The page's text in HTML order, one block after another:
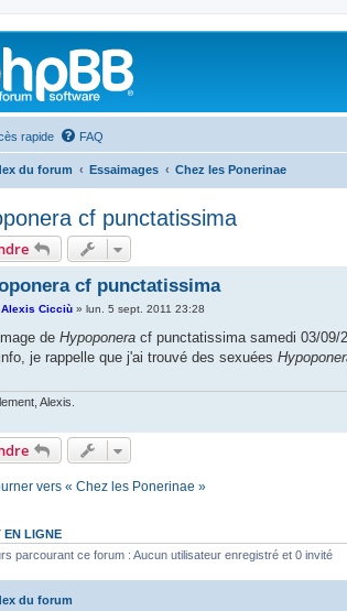
rapide FAQ
du forum Essaimages Chez les Ponerinae
cf punctatissima
cf punctatissima
Alexis Cicciù» lun. 5 sept. 2011 23:28
de Hypoponera cf punctatissima samedi 03/09/
je rappelle que j'ai trouvé des sexuées
Alexis.
vers « Chez les Ponerinae »
EN LIGNE
parcourant ce forum : Aucun utilisateur enregistré et 0 invité
du forum